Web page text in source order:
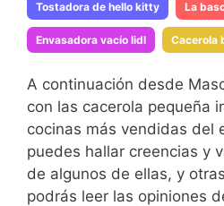
Tostadora de hello kitty La
Envasadora vacío lidl Cacerola
A continuación desde
con las cacerola pequeña
cocinas más vendidas del
puedes hallar creencias y
de algunos de ellas, y
podrás leer las opiniones